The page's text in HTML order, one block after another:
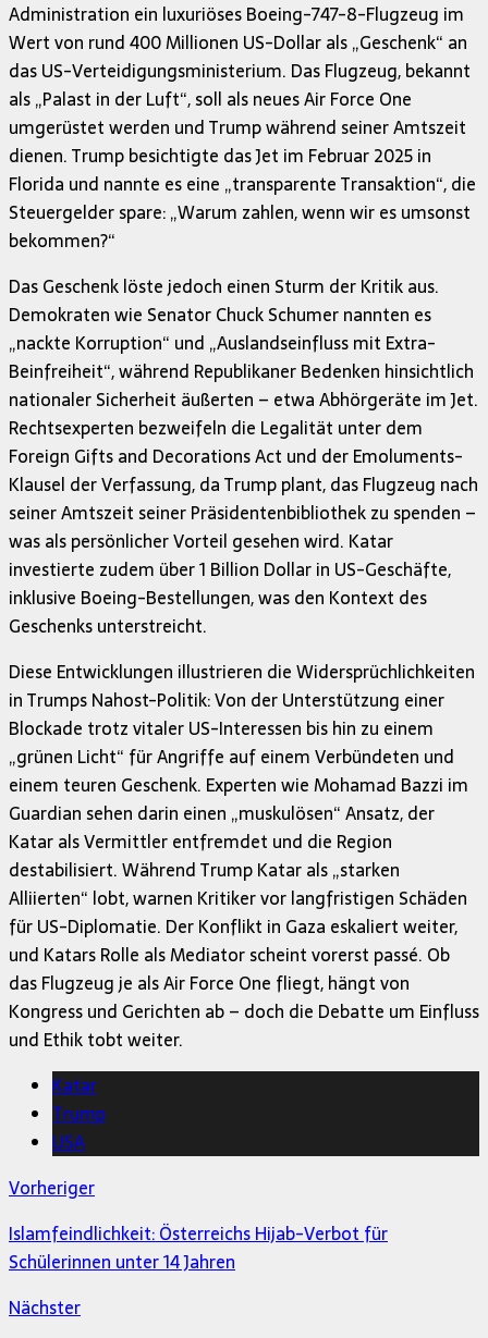
Administration ein luxuriöses Boeing-747-8-Flugzeug im
Wert von rund 400 Millionen US-Dollar als „Geschenk“ an
das US-Verteidigungsministerium. Das Flugzeug, bekannt
als „Palast in der Luft“, soll als neues Air Force One
umgerüstet werden und Trump während seiner Amtszeit
dienen. Trump besichtigte das Jet im Februar 2025 in
Florida und nannte es eine „transparente Transaktion“, die
Steuergelder spare: „Warum zahlen, wenn wir es umsonst
bekommen?“
Das Geschenk löste jedoch einen Sturm der Kritik aus.
Demokraten wie Senator Chuck Schumer nannten es
„nackte Korruption“ und „Auslandseinfluss mit Extra-
Beinfreiheit“, während Republikaner Bedenken hinsichtlich
nationaler Sicherheit äußerten – etwa Abhörgeräte im Jet.
Rechtsexperten bezweifeln die Legalität unter dem
Foreign Gifts and Decorations Act und der Emoluments-
Klausel der Verfassung, da Trump plant, das Flugzeug nach
seiner Amtszeit seiner Präsidentenbibliothek zu spenden –
was als persönlicher Vorteil gesehen wird. Katar
investierte zudem über 1 Billion Dollar in US-Geschäfte,
inklusive Boeing-Bestellungen, was den Kontext des
Geschenks unterstreicht.
Diese Entwicklungen illustrieren die Widersprüchlichkeiten
in Trumps Nahost-Politik: Von der Unterstützung einer
Blockade trotz vitaler US-Interessen bis hin zu einem
„grünen Licht“ für Angriffe auf einem Verbündeten und
einem teuren Geschenk. Experten wie Mohamad Bazzi im
Guardian sehen darin einen „muskulösen“ Ansatz, der
Katar als Vermittler entfremdet und die Region
destabilisiert. Während Trump Katar als „starken
Alliierten“ lobt, warnen Kritiker vor langfristigen Schäden
für US-Diplomatie. Der Konflikt in Gaza eskaliert weiter,
und Katars Rolle als Mediator scheint vorerst passé. Ob
das Flugzeug je als Air Force One fliegt, hängt von
Kongress und Gerichten ab – doch die Debatte um Einfluss
und Ethik tobt weiter.
Katar
Trump
USA
Vorheriger
Islamfeindlichkeit: Österreichs Hijab-Verbot für
Schülerinnen unter 14 Jahren
Nächster